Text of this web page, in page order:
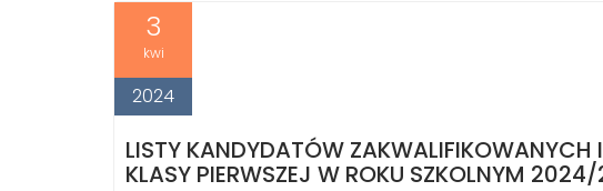
3
kwi
2024
LISTY KANDYDATÓW
KLASY PIERWSZEJ W ROKU SZKOLNYM